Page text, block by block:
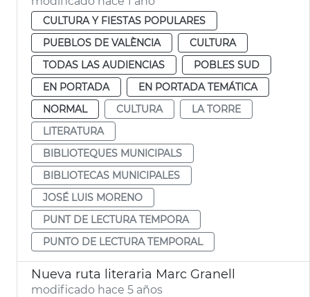
CULTURA Y FIESTAS POPULARES
PUEBLOS DE VALÈNCIA
CULTURA
TODAS LAS AUDIENCIAS
POBLES SUD
EN PORTADA
EN PORTADA TEMÁTICA
NORMAL
CULTURA
LA TORRE
LITERATURA
BIBLIOTEQUES MUNICIPALS
BIBLIOTECAS MUNICIPALES
JOSÉ LUIS MORENO
PUNT DE LECTURA TEMPORA
PUNTO DE LECTURA TEMPORAL
Nueva ruta literaria Marc Granell
modificado hace 5 años